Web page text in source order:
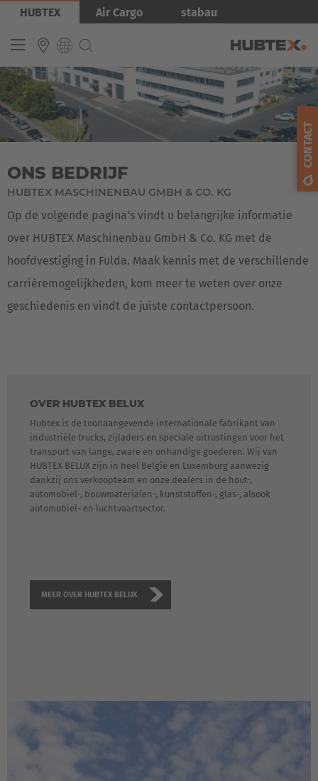
Overslaan
naar
inhoud
gaan
HUBTEX Air Cargo stabau
INTERNATIONAL
English
Español
Français
Afbeelding
ONS BEDRIJF
HUBTEX MASCHINENBAU GMBH & CO. KG
Op de volgende pagina’s vindt u belangrijke informatie
over HUBTEX Maschinenbau GmbH & Co. KG met de
hoofdvestiging in Fulda. Maak kennis met de verschillende
carrièremogelijkheden, kom meer te weten over onze
geschiedenis en vindt de juiste contactpersoon.
OVER HUBTEX BELUX
Hubtex is de toonaangevende internationale fabrikant van
industriële trucks, zijladers en speciale uitrustingen voor het
transport van lange, zware en onhandige goederen. Wij van
HUBTEX BELUX zijn in heel België en Luxemburg aanwezig
dankzij ons verkoopteam en onze dealers in de hout-,
automobiel-, bouwmaterialen-, kunststoffen-, glas-, alsook
automobiel- en luchtvaartsector.
MEER OVER HUBTEX BELUX
CONTACT